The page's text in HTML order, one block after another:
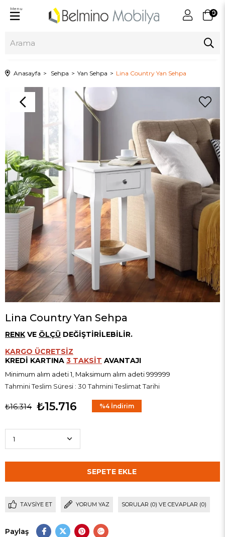
0
Menu
Anasayfa Sehpa Yan Sehpa Lina Country Yan Sehpa
Lina Country Yan Sehpa
RENK VE ÖLÇÜ DEĞİŞTİRİLEBİLİR.
KARGO ÜCRETSİZ
KREDİ KARTINA 3 TAKSİT AVANTAJI
Minimum alım adeti 1, Maksimum alım adeti 999999
Tahmini Teslim Süresi : 30 Tahmini Teslimat Tarihi
₺16.314 ₺15.716 %4 İndirim
TAVSIYE ET YORUM YAZ SORULAR (0) VE CEVAPLAR (0)
Paylaş